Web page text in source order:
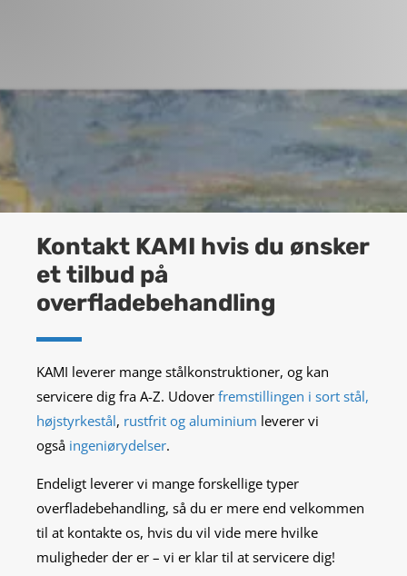
Kontakt KAMI hvis du ønsker
et tilbud på
overfladebehandling
KAMI leverer mange stålkonstruktioner, og kan
servicere dig fra A-Z. Udover fremstillingen i sort stål,
højstyrkestål, rustfrit og aluminium leverer vi
også ingeniørydelser.
Endeligt leverer vi mange forskellige typer
overfladebehandling, så du er mere end velkommen
til at kontakte os, hvis du vil vide mere hvilke
muligheder der er – vi er klar til at servicere dig!